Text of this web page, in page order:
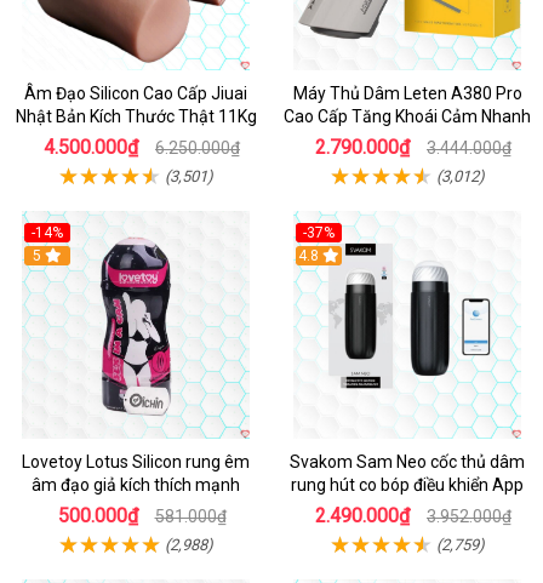
Âm Đạo Silicon Cao Cấp Jiuai
Nhật Bản Kích Thước Thật 11Kg
4.500.000₫ 6.250.000₫
(3,501)
Máy Thủ Dâm Leten A380 Pro
Cao Cấp Tăng Khoái Cảm Nhanh
2.790.000₫ 3.444.000₫
(3,012)
-14%
Hot
5
Lovetoy Lotus Silicon rung êm
âm đạo giả kích thích mạnh
500.000₫ 581.000₫
(2,988)
-37%
4.8
Svakom Sam Neo cốc thủ dâm
rung hút co bóp điều khiển App
2.490.000₫ 3.952.000₫
(2,759)